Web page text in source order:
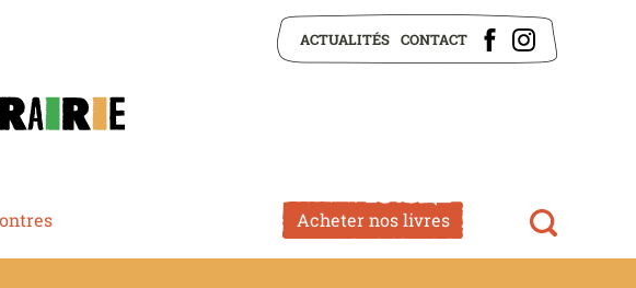
ACTUALITÉS CONTACT
Acheter nos livres